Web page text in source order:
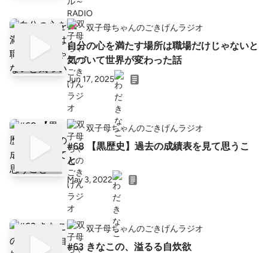
双子母ちゃんのごきげんラジオ
自分の心を満たす場所は職場だけじゃないと
気づいて世界が変わった話
Jun 17, 2025
双子母ちゃんのごきげんラジオ
#68 【黒歴史】過去の成績表を見て思うこ
と
May 3, 2022
双子母ちゃんのごきげんラジオ
#63 きなこの、溢るる自炊欲